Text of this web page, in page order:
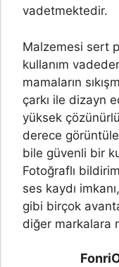
vadetmektedir.
Malzemesi sert
kullanım
mamaların
çarkı ile dizayn
yüksek
derece
bile güvenli bir
Fotoğraflı
ses kaydı
gibi birçok
diğer markalara
Fonri